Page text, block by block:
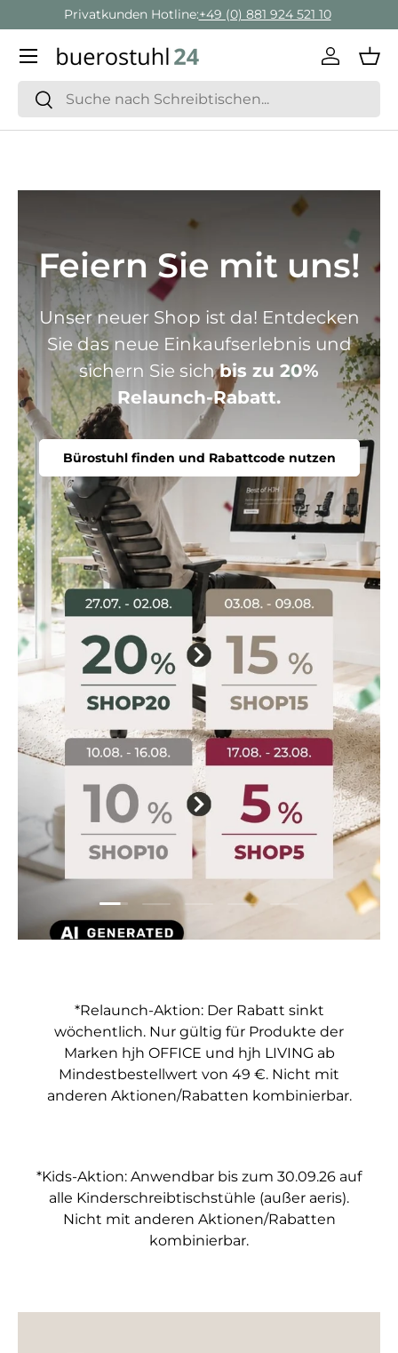
Direkt zum Inhalt
Geschäftskunden Beratung:+ 49 (0) 881 924 521 22
Suchen
Suchen
Menü
Feiern Sie mit uns!
Unser neuer Shop ist da! Entdecken
Sie das neue Einkaufserlebnis und
sichern Sie sichbis zu 20%
Relaunch-Rabatt.
Bürostuhl finden und Rabattcode nutzen
Folie laden 1 von 5
Folie laden 2 von 5
Folie laden 3 von 5
Folie laden 4 von 5
Folie laden 5
*Relaunch-Aktion: Der Rabatt sinkt
wöchentlich. Nur gültig für Produkte der
Marken hjh OFFICE und hjh LIVING ab
Mindestbestellwert von 49 €. Nicht mit
anderen Aktionen/Rabatten kombinierbar.
*Kids-Aktion: Anwendbar bis zum 30.09.26 auf
alle Kinderschreibtischstühle (außer aeris).
Nicht mit anderen Aktionen/Rabatten
kombinierbar.